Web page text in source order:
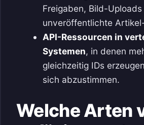
Freigaben, Bild-
unveröffentlichte
API-Ressourcen in
Systemen, in denen
gleichzeitig IDs
sich abzustimmen.
Welche Arten